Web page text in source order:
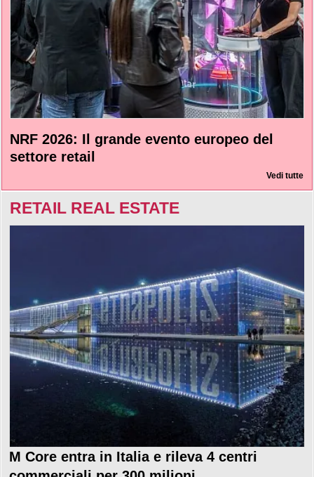
NRF 2026: Il grande evento europeo del
settore retail
Vedi tutte
RETAIL REAL ESTATE
M Core entra in Italia e rileva 4 centri